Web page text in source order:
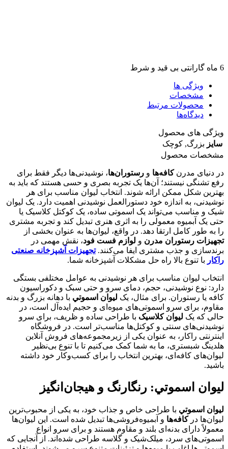
6 ماه گارانتی بی قید و شرط
ویژگی ها
مشخصات
محصولات مرتبط
دیدگاه‌ها
ویژگی های محصول
سایز بزرگ, کوچک
مشخصات محصول
در دنیای مدرنکافه‌ها و رستوران‌ها، نوشیدنی‌ها دیگر فقط برای
رفع تشنگی نیستند؛ آن‌ها یک تجربه بصری و حسی هستند که باید به
بهترین شکل ممکن ارائه شوند. انتخاب لیوان مناسب برای هر
نوشیدنی، به اندازه خود دستورالعمل نوشیدنی اهمیت دارد. یک لیوان
شیک و مناسب می‌تواند یک اسموتی ساده، یک کوکتل کلاسیک یا
حتی یک آبمیوه معمولی را به اثری هنری تبدیل کند و تجربه مشتری
را به طور کامل ارتقا دهد. در واقع، لیوان‌ها به عنوان بخشی از
تجهیزات رستوران مدرن و لوازم فست فود، نقش مهمی در
برندسازی و جذب مشتری ایفا می‌کنند.تجهیزات آشپزخانه صنعتی
راکار با تنوع بالا راه حل مشکلات آشپزخانه شما.
انتخاب لیوان مناسب برای هر نوشیدنی به عوامل مختلفی بستگی
دارد: نوع نوشیدنی، حجم، دمای سرو و حتی سبک و دکوراسیون
کافه یا رستوران. برای مثال، یک ليوان اسموتي با دهانه بزرگ و بدنه
مقاوم، برای سرو اسموتی‌های میوه‌ای و حجیم ایده‌آل است، در
حالی که یک لیوان کلاسیک با طراحی ساده و ظریف، برای سرو
نوشیدنی‌های سنتی و کوکتل‌ها مناسب‌تر است. در فروشگاه
اینترنتی راکار، به عنوان یکی از زیرمجموعه‌های فروش آنلاین
هلدینگ شبستری، ما به شما کمک می‌کنیم تا با تنوع بی‌نظیر
لیوان‌های کافه‌ای، بهترین انتخاب را برای کسب‌وکار خود داشته
باشید.
ليوان اسموتي: رنگارنگ و هیجان‌انگیز
ليوان اسموتي با طراحی خاص و جذاب خود، به یکی از محبوب‌ترین
لیوان‌ها درکافه‌ها و آبمیوه‌فروشی‌ها تبدیل شده است. این لیوان‌ها
معمولاً دارای بدنه‌ای بلند و مقاوم هستند و برای سرو انواع
اسموتی‌های سرد، میلک‌شیک و گلاسه طراحی شده‌اند. از آنجایی که